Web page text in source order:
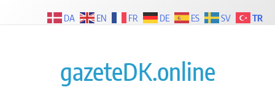
gazeteDK.online
DA EN FR DE ES SV TR